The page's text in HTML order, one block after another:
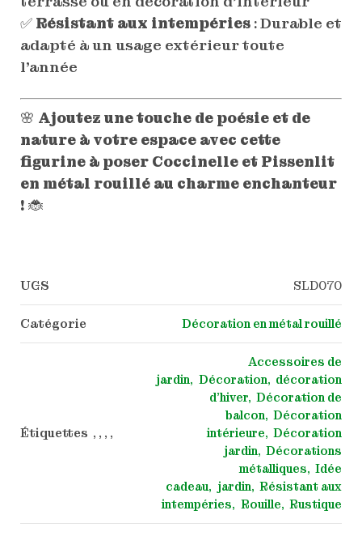
✅ Résistant aux intempéries: Durable et
adapté à un usage extérieur toute
l’année
🌸 Ajoutez une touche de poésie et de
nature à votre espace avec cette
figurine à poser Coccinelle et Pissenlit
en métal rouillé au charme enchanteur
! 🐞
UGS SLD070
Catégorie Décoration en métal rouillé
Étiquettes , , , ,
Accessoires de
jardin
Décoration
décoration
d'hiver Décoration de
balcon Décoration
intérieure
Décoration
jardin Décorations
métalliques
Idée
cadeau
jardin Résistant aux
intempéries
Rouille Rustique